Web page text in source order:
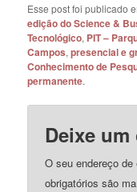
Esse post foi publicado
edição do Science &
Tecnológico, PIT –
Campos,presencial e
Conhecimento de
permanente.
Deixe
O seu endereço
obrigatórios são